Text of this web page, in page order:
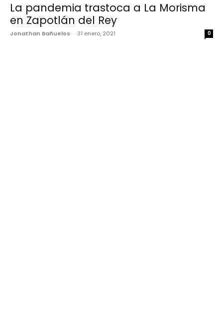
La pandemia trastoca a La Morisma
en Zapotlán del Rey
Jonathan Bañuelos - 31 enero, 2021 0